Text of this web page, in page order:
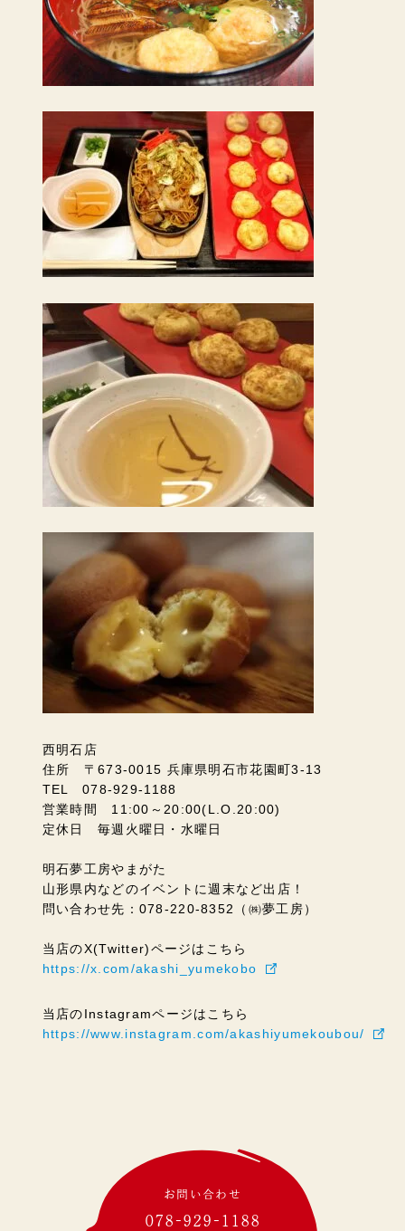
西明石店
住所 〒673-0015 兵庫県明石市花園町3-13
TEL 078-929-1188
営業時間 11:00～20:00(L.O.20:00)
定休日 毎週火曜日・水曜日
明石夢工房やまがた
山形県内などのイベントに週末など出店！
問い合わせ先：078-220-8352（㈱夢工房）
当店のX(Twitter)ページはこちら
https://x.com/akashi_yumekobo
当店のInstagramページはこちら
https://www.instagram.com/akashiyumekoubou/
お問い合わせ
078-929-1188